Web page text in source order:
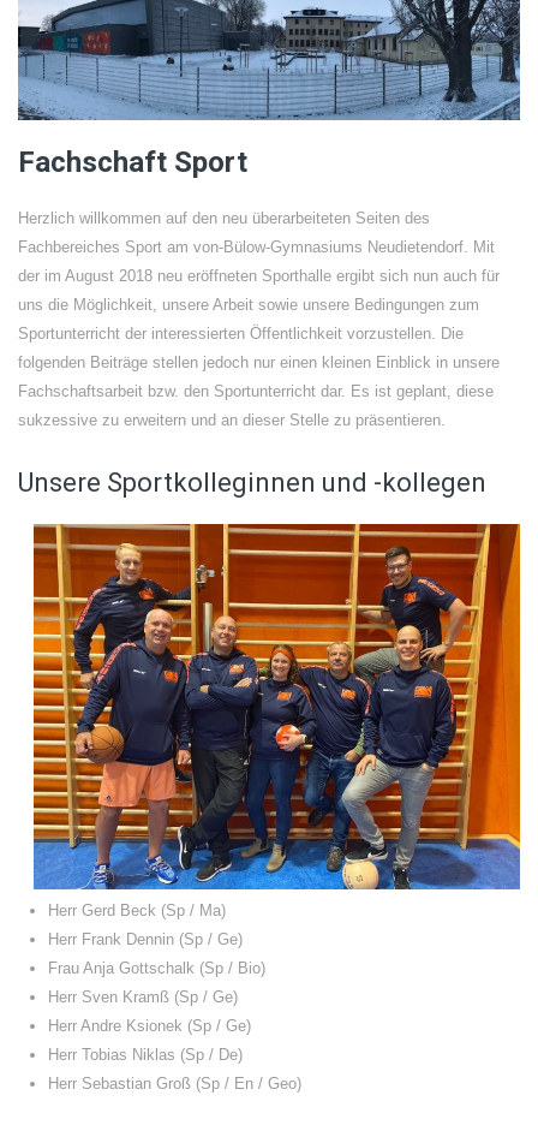
Fachschaft Sport
Herzlich willkommen auf den neu überarbeiteten Seiten des
Fachbereiches Sport am von-Bülow-Gymnasiums Neudietendorf. Mit
der im August 2018 neu eröffneten Sporthalle ergibt sich nun auch für
uns die Möglichkeit, unsere Arbeit sowie unsere Bedingungen zum
Sportunterricht der interessierten Öffentlichkeit vorzustellen. Die
folgenden Beiträge stellen jedoch nur einen kleinen Einblick in unsere
Fachschaftsarbeit bzw. den Sportunterricht dar. Es ist geplant, diese
sukzessive zu erweitern und an dieser Stelle zu präsentieren.
Unsere Sportkolleginnen und -kollegen
Herr Gerd Beck (Sp / Ma)
Herr Frank Dennin (Sp / Ge)
Frau Anja Gottschalk (Sp / Bio)
Herr Sven Kramß (Sp / Ge)
Herr Andre Ksionek (Sp / Ge)
Herr Tobias Niklas (Sp / De)
Herr Sebastian Groß (Sp / En / Geo)